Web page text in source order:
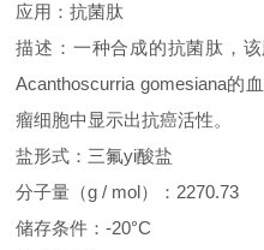
应用：抗菌肽
描述：一种合成的抗菌肽，
Acanthoscurria gomesiana的
瘤细胞中显示出抗癌活性。
盐形式：三氟yi酸盐
分子量（g / mol）：2270.73
储存条件：-20°C